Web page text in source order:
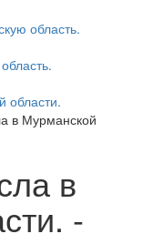
область.
области.
в Мурманской
в
-